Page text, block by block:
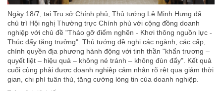
Ngày 18/7, tại Trụ sở Chính phủ, Thủ tướng Lê Minh Hưng đã
chủ trì Hội nghị Thường trực Chính phủ với cộng đồng doanh
nghiệp với chủ đề "Tháo gỡ điểm nghẽn - Khơi thông nguồn lực -
Thúc đẩy tăng trưởng". Thủ tướng đề nghị các ngành, các cấp,
chính quyền địa phương hành động với tinh thần "khẩn trương –
quyết liệt – hiệu quả – không né tránh – không đùn đẩy". Kết quả
cuối cùng phải được doanh nghiệp cảm nhận rõ rệt qua giảm thời
gian, chi phí tuân thủ, tăng cường lòng tin của doanh nghiệp.